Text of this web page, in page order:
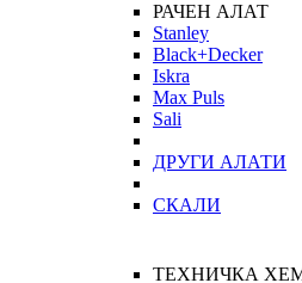
РАЧЕН АЛАТ
Stanley
Black+Decker
Iskra
Max Puls
Sali
ДРУГИ АЛАТИ
СКАЛИ
ТЕХНИЧКА